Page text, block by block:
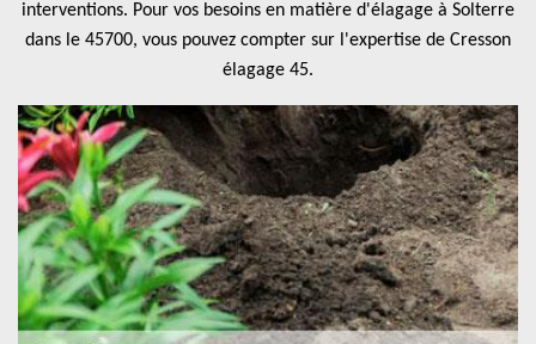
interventions. Pour vos besoins en matière d'élagage à Solterre
dans le 45700, vous pouvez compter sur l'expertise de Cresson
élagage 45.